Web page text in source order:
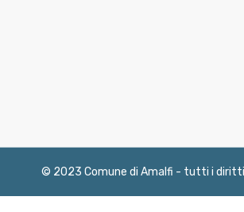
© 2023 Comune di Amalfi - tutti i